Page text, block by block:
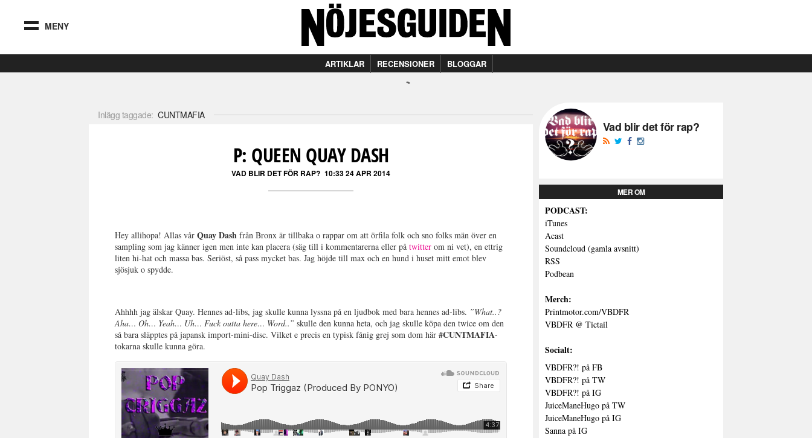
MENY
ARTIKLAR RECENSIONER BLOGGAR
Inlägg taggade: CUNTMAFIA
P: QUEEN QUAY DASH
VAD BLIR DET FÖR RAP? 10:33 24 APR 2014
Hey allihopa! Allas vårQuay Dash från Bronx är tillbaka o rappar om att örfila folk och sno folks män över en
sampling som jag känner igen men inte kan placera (säg till i kommentarerna eller påtwitterom ni vet), en ettrig
liten hi-hat och massa bas. Seriöst, så pass mycket bas. Jag höjde till max och en hund i huset mitt emot blev
sjösjuk o spydde.
Ahhhh jag älskar Quay. Hennes ad-libs, jag skulle kunna lyssna på en ljudbok med bara hennes ad-libs. ”What..?
Aha… Oh… Yeah… Uh… Fuck outta here… Word..”skulle den kunna heta, och jag skulle köpa den twice om den
så bara släpptes på japansk import-mini-disc. Vilket e precis en typisk fånig grej som dom här#CUNTMAFIA-
tokarna skulle kunna göra.
Vad blir det för rap?
MER OM
PODCAST:
iTunes
Acast
Soundcloud (gamla avsnitt)
RSS
Podbean
Merch:
Printmotor.com/VBDFR
VBDFR @ Tictail
Socialt:
VBDFR?! på FB
VBDFR?! på TW
VBDFR?! på IG
JuiceManeHugo på TW
JuiceManeHugo på IG
Sanna på IG